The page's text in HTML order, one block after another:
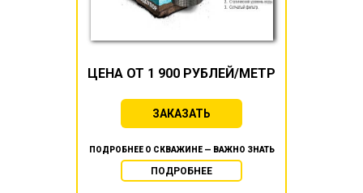
ЦЕНА ОТ 1 900 РУБЛЕЙ/МЕТР
ЗАКАЗАТЬ
ПОДРОБНЕЕ О СКВАЖИНЕ — ВАЖНО ЗНАТЬ
ПОДРОБНЕЕ